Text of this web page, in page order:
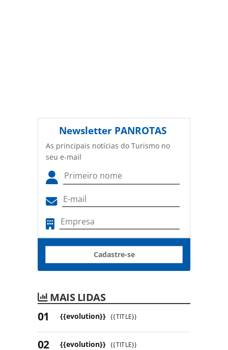
Newsletter PANROTAS
As principais notícias do Turismo no
seu e-mail
Cadastre-se
MAIS LIDAS
{{evolution}} {{TITLE}}
{{evolution}} {{TITLE}}